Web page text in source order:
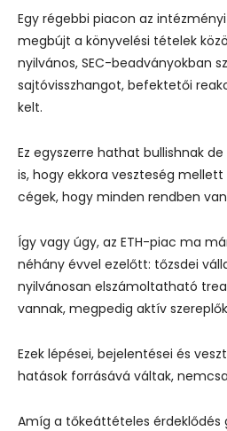
Egy régebbi piacon az
megbújt a könyvelési tételek
nyilvános, SEC-beadványokban
sajtóvisszhangot, befektetői
kelt.
Ez egyszerre hathat bullishnak
is, hogy ekkora veszteség
cégek, hogy minden rendben
Így vagy úgy, az ETH-piac ma
néhány évvel ezelőtt: tőzsdei
nyilvánosan elszámoltatható
vannak, megpedig aktív
Ezek lépései, bejelentései és
hatások forrásává váltak,
Amíg a tőkeáttételes érdeklődés